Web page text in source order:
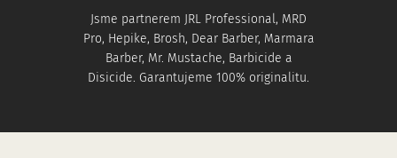
Jsme partnerem JRL Professional, MRD
Pro, Hepike, Brosh, Dear Barber, Marmara
Barber, Mr. Mustache, Barbicide a
Disicide. Garantujeme 100% originalitu.